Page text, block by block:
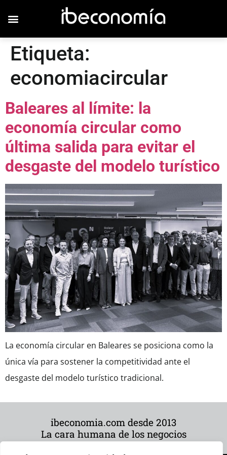
Etiqueta:
economiacircular
Baleares al límite: la
economía circular como
última salida para evitar el
desgaste del modelo turístico
La economía circular en Baleares se posiciona como la
única vía para sostener la competitividad ante el
desgaste del modelo turístico tradicional.
ibeconomia.com desde 2013
La cara humana de los negocios